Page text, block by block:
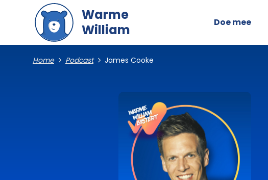
Naar hoofdinhoud gaan
Warme
William
Doe mee
Home Podcast James Cooke